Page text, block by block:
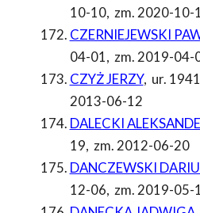
10-10, zm. 2020-10-
CZERNIEJEWSKI
04-01, zm. 2019-04-
CZYŻ JERZY, ur.
2013-06-12
DALECKI
19, zm. 2012-06-20
DANCZEWSKI
12-06, zm. 2019-05-